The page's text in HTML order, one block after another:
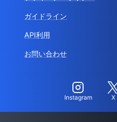
ガイドライン
API利用
お問い合わせ
Instagram X